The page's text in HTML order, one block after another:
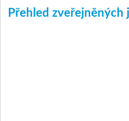
Přehled zveřejněných